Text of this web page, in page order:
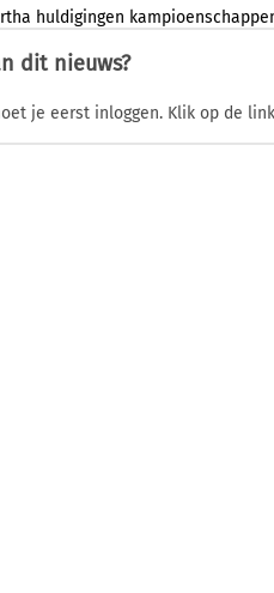
huldigingen
dit nieuws?
je eerst inloggen. Klik op de